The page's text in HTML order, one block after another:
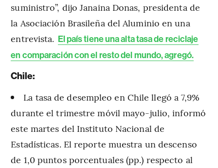
suministro”, dijo Janaina Donas, presidenta de
la Asociación Brasileña del Aluminio en una
entrevista. El país tiene una alta tasa de reciclaje
en comparación con el resto del mundo, agregó.
Chile:
La tasa de desempleo en Chile llegó a 7,9%
durante el trimestre móvil mayo-julio, informó
este martes del Instituto Nacional de
Estadísticas. El reporte muestra un descenso
de 1,0 puntos porcentuales (pp.) respecto al